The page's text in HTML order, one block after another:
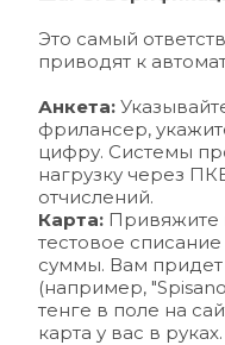
Это самый
приводят к
Анкета:
фрилансер,
цифру. Системы
нагрузку через
отчислений.
Карта: Привяжите
тестовое
суммы. Вам придет
(например,
тенге в поле на
карта у вас в руках.